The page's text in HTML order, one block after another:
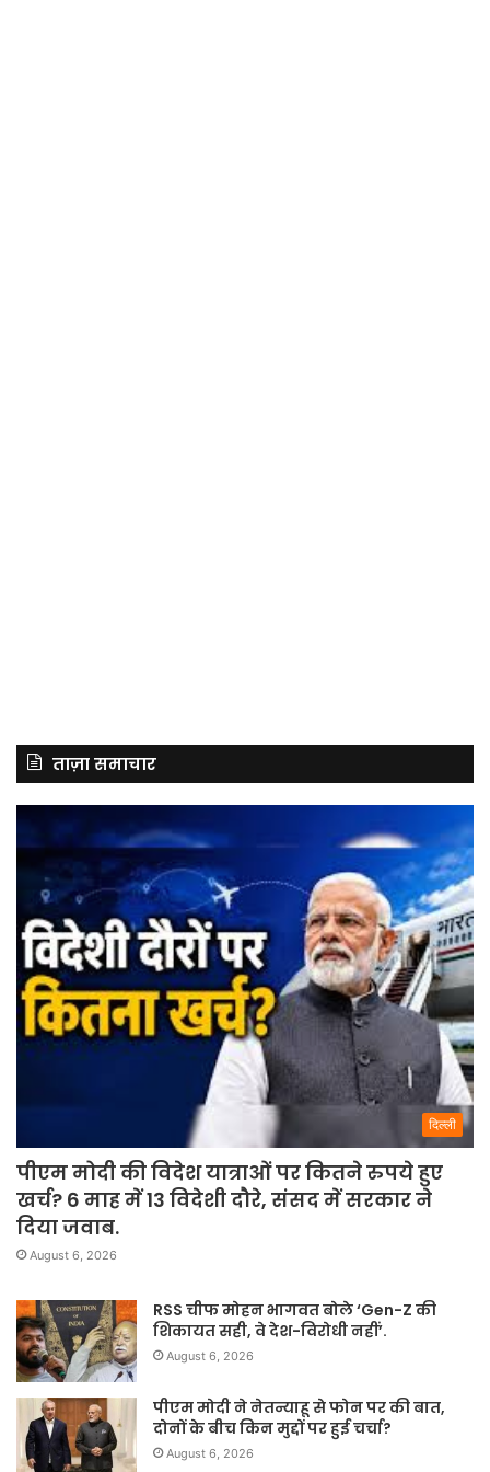
ताज़ा समाचार
दिल्ली
पीएम मोदी की विदेश यात्राओं पर कितने रुपये हुए
खर्च? 6 माह में 13 विदेशी दौरे, संसद में सरकार ने
दिया जवाब.
August 6, 2026
RSS चीफ मोहन भागवत बोले ‘Gen-Z की
शिकायत सही, वे देश-विरोधी नहीं’.
August 6, 2026
पीएम मोदी ने नेतन्याहू से फोन पर की बात,
दोनों के बीच किन मुद्दों पर हुई चर्चा?
August 6, 2026